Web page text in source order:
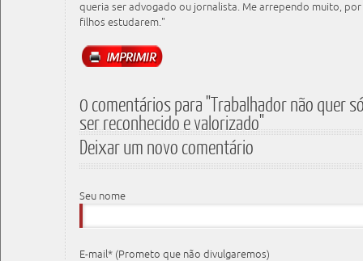
queria ser advogado ou jornalista. Me arrependo muito,
filhos estudarem."
0 comentários para "Trabalhador não quer
ser reconhecido e valorizado"
Deixar um novo comentário
Seu nome
E-mail* (Prometo que não divulgaremos)